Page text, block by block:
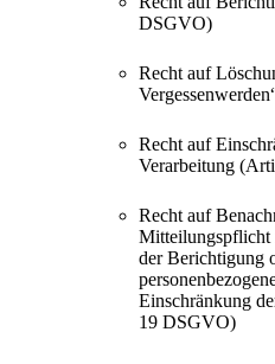
DSGVO)
Recht auf
Recht auf
Verarbeitung
Recht auf
Mitteilungspflicht
der Berichtigung
Einschränkung
19 DSGVO)